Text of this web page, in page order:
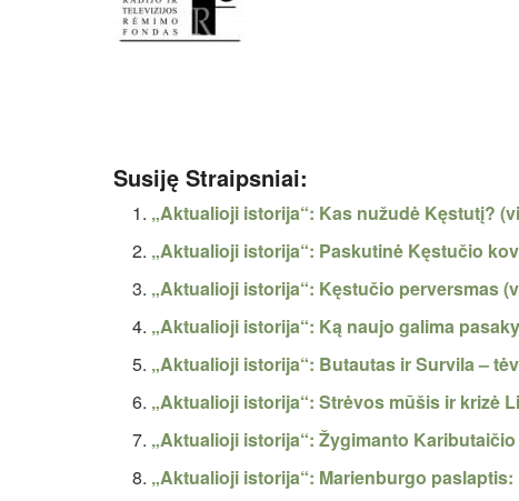
Susiję Straipsniai:
„Aktualioji istorija“: Kas nužudė Kęstutį?
„Aktualioji istorija“: Paskutinė Kęstučio
„Aktualioji istorija“: Kęstučio perversmas
„Aktualioji istorija“: Ką naujo galima
„Aktualioji istorija“: Butautas ir Survila –
„Aktualioji istorija“: Strėvos mūšis ir krizė
„Aktualioji istorija“: Žygimanto
„Aktualioji istorija“: Marienburgo